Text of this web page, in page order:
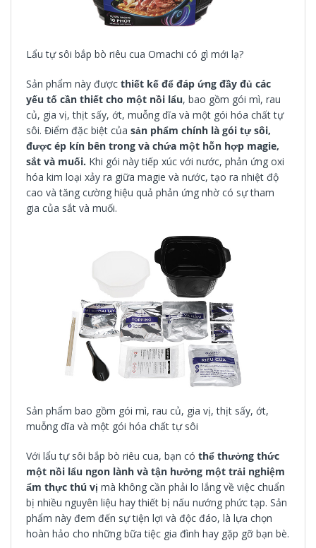
Lẩu tự sôi bắp bò riêu cua Omachi có gì mới lạ?
Sản phẩm này được thiết kế để đáp ứng đầy đủ các
yếu tố cần thiết cho một nồi lẩu, bao gồm gói mì, rau
củ, gia vị,thịtsấy, ớt, muỗng dĩa và một gói hóa chất tự
sôi. Điểm đặc biệt của sản phẩm chính là gói tự sôi,
được ép kín bên trong và chứa một hỗn hợp magie,
sắt và muối. Khi gói này tiếp xúc với nước, phản ứng oxi
hóa kim loại xảy ra giữa magie và nước, tạo ra nhiệt độ
cao và tăng cường hiệu quả phản ứng nhờ có sự tham
gia của sắt và muối.
Sản phẩm bao gồm gói mì, rau củ, gia vị, thịt sấy, ớt,
muỗng dĩa và một gói hóa chất tự sôi
Với lẩu tự sôi bắp bò riêu cua, bạn có thể thưởng thức
một nồi lẩu ngon lành và tận hưởng một trải nghiệm
ẩm thực thú vị mà không cần phải lo lắng về việc chuẩn
bị nhiều nguyên liệu hay thiết bị nấu nướng phức tạp. Sản
phẩm này đem đến sự tiện lợi và độc đáo, là lựa chọn
hoàn hảo cho những bữa tiệc gia đình hay gặp gỡ bạn bè.